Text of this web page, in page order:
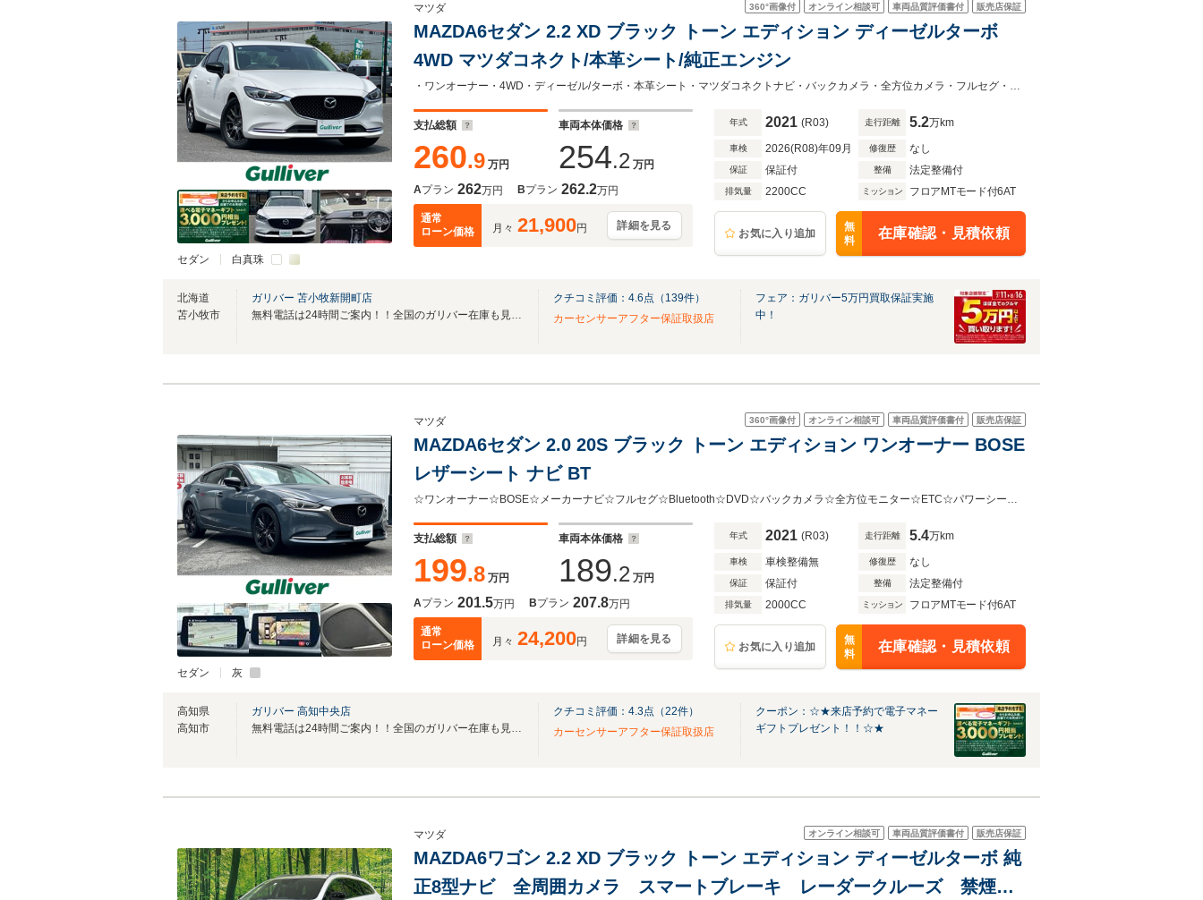
セダン 白真珠
360°画像付 オンライン相談可 車両品質評価書付 販売店保証
マツダ
MAZDA6セダン 2.2 XD ブラック トーン エディション ディーゼルターボ
4WD マツダコネクト/本革シート/純正エンジン
・ワンオーナー・4WD・ディーゼル/ターボ・本革シート・マツダコネクトナビ・バックカメラ・全方位カメラ・フルセグ・純正ドライブレコーダー前後・純正エンジンスターター・衝突軽減ブ
支払総額
260.9 万円
車両本体価格
254.2 万円
Aプラン 262万円 Bプラン 262.2万円
通常
ローン価格
月々 21,900円 詳細を見る
年式 2021 (R03) 走行距離 5.2万km
車検 2026(R08)年09月 修復歴 なし
保証 保証付 整備 法定整備付
排気量 2200CC ミッション フロアMTモード付6AT
お気に入り追加
無
料
在庫確認・見積依頼
北海道
苫小牧市
ガリバー 苫小牧新開町店
無料電話は24時間ご案内！！全国のガリバー在庫も見たい方は一括照会が可能です！
クチコミ評価： 4.6点（ 139件）
カーセンサーアフター保証取扱店
フェア：ガリバー5万円買取保証実施
中！
セダン 灰
360°画像付 オンライン相談可 車両品質評価書付 販売店保証
マツダ
MAZDA6セダン 2.0 20S ブラック トーン エディション ワンオーナー BOSE
レザーシート ナビ BT
☆ワンオーナー☆BOSE☆メーカーナビ☆フルセグ☆Bluetooth☆DVD☆バックカメラ☆全方位モニター☆ETC☆パワーシート☆シートヒーター☆ステアリングスイッチ☆ステアリングヒーター☆
支払総額
199.8 万円
車両本体価格
189.2 万円
Aプラン 201.5万円 Bプラン 207.8万円
通常
ローン価格
月々 24,200円 詳細を見る
年式 2021 (R03) 走行距離 5.4万km
車検 車検整備無 修復歴 なし
保証 保証付 整備 法定整備付
排気量 2000CC ミッション フロアMTモード付6AT
お気に入り追加
無
料
在庫確認・見積依頼
高知県
高知市
ガリバー 高知中央店
無料電話は24時間ご案内！！全国のガリバー在庫も見たい方は一括照会が可能です！
クチコミ評価： 4.3点（22件）
カーセンサーアフター保証取扱店
クーポン：☆★来店予約で電子マネー
ギフトプレゼント！！☆★
オンライン相談可 車両品質評価書付 販売店保証
マツダ
MAZDA6ワゴン 2.2 XD ブラック トーン エディション ディーゼルターボ 純
正8型ナビ 全周囲カメラ スマートブレーキ レーダークルーズ 禁煙